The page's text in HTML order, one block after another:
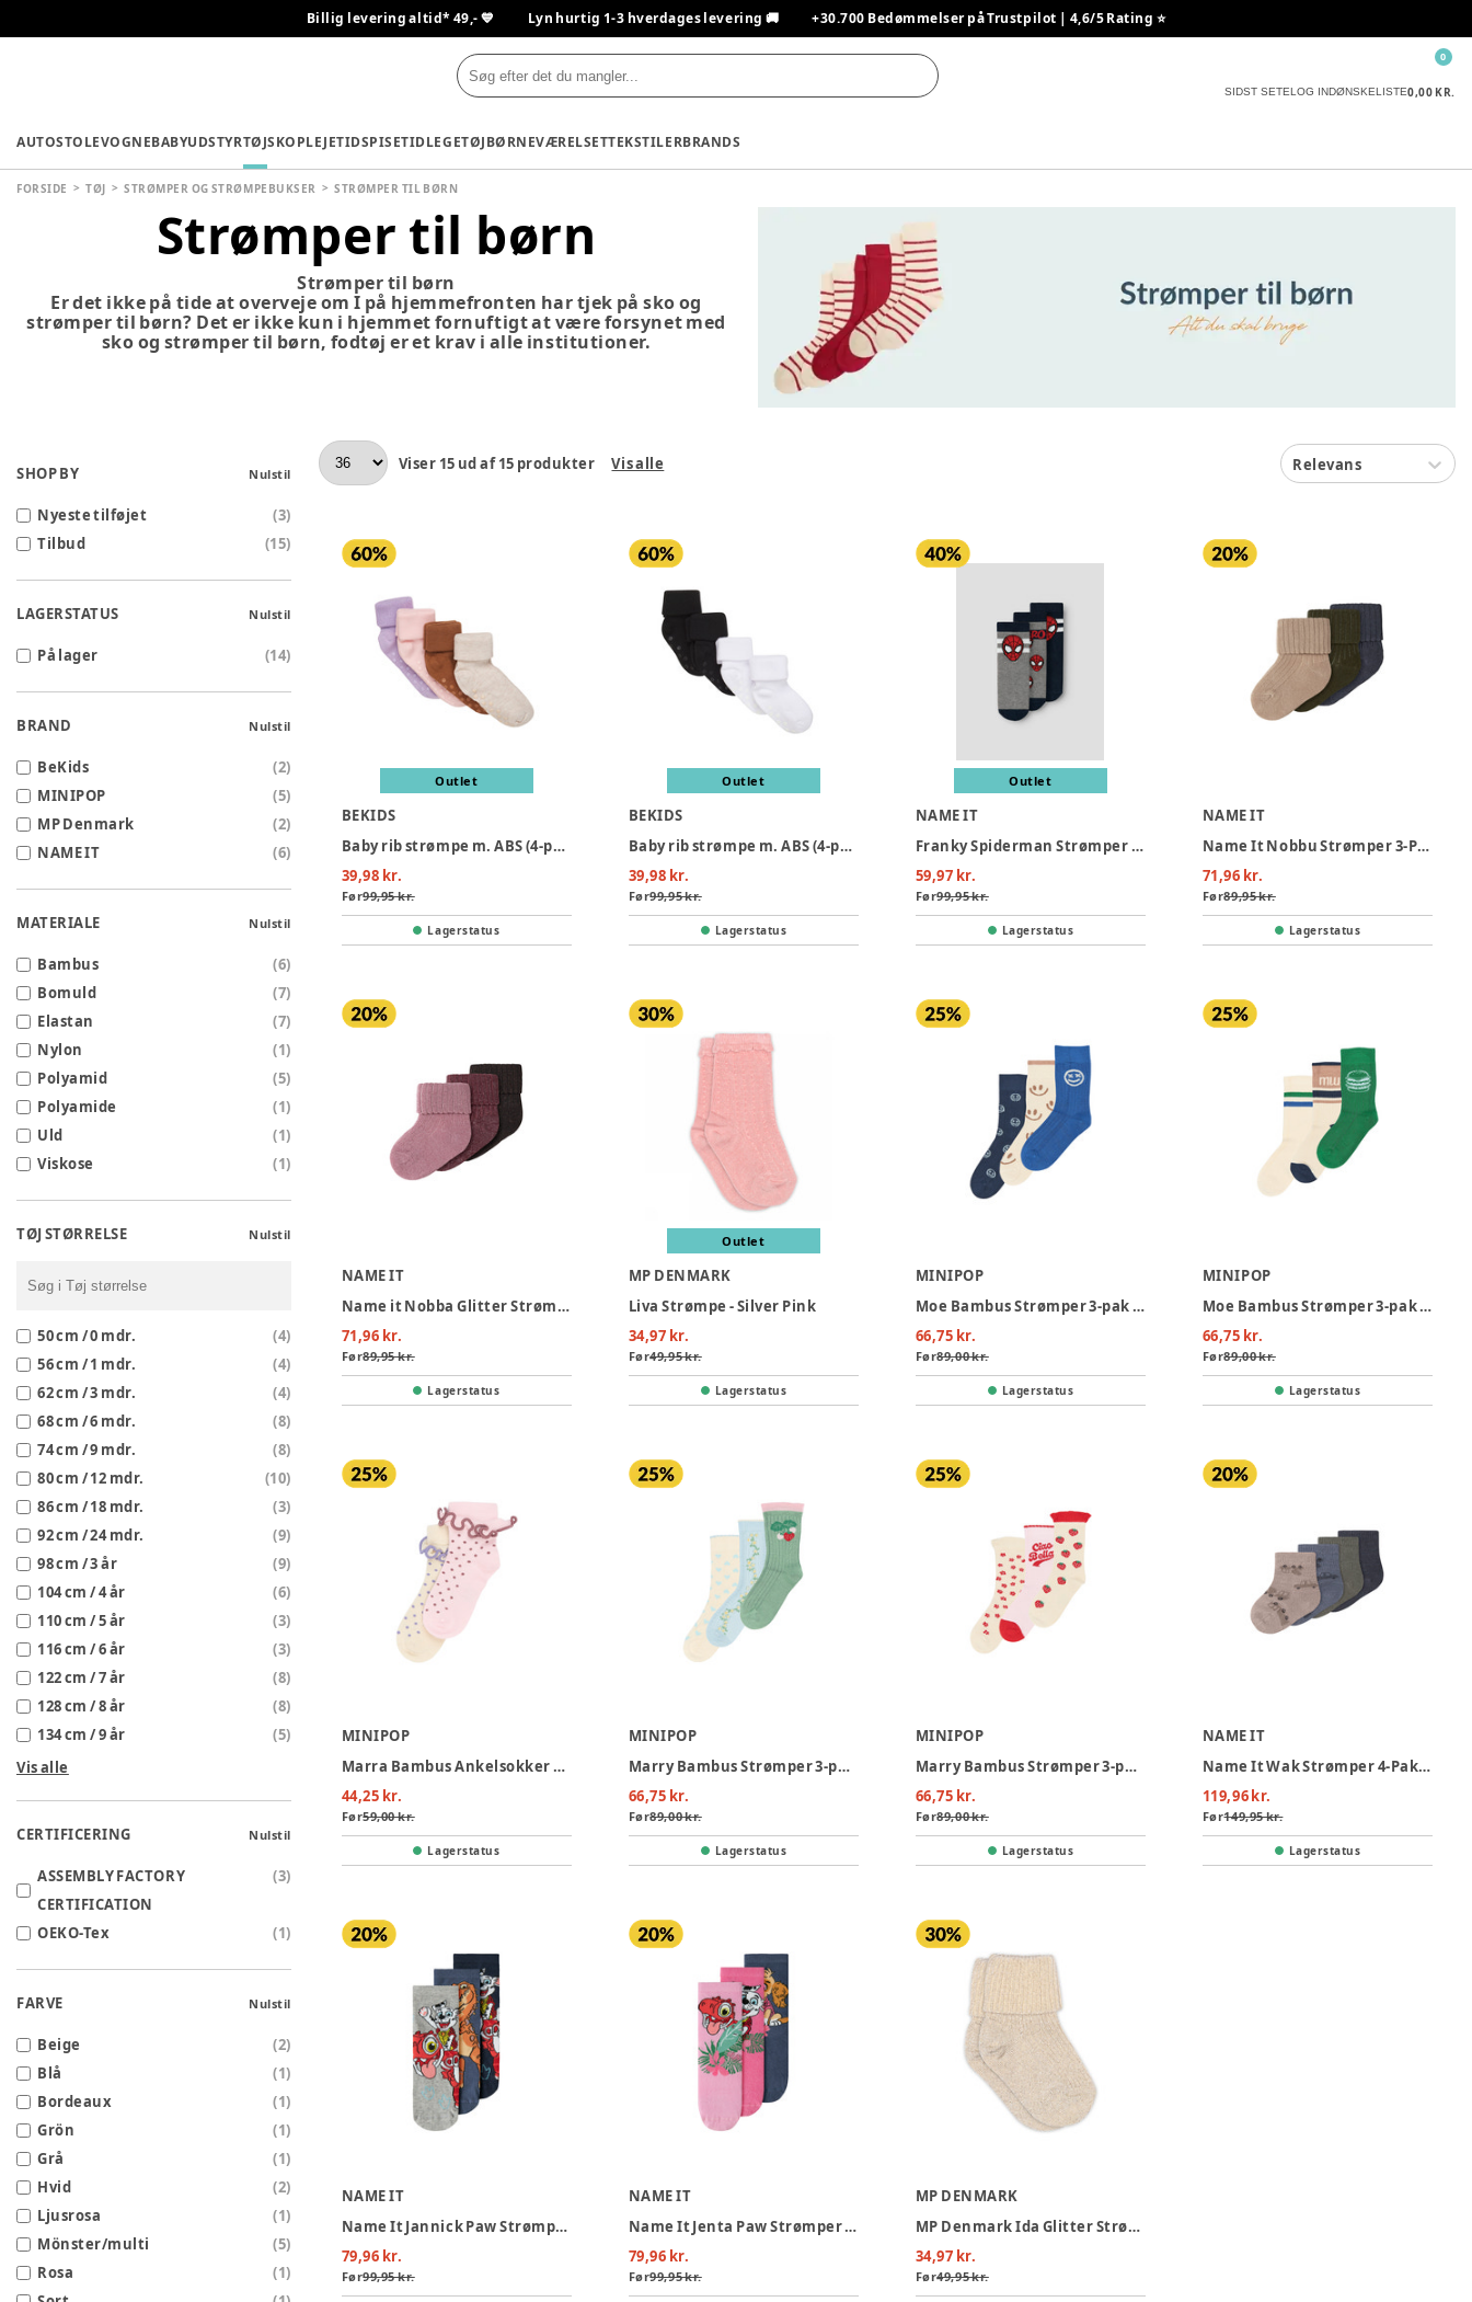
Billig levering altid* 49,- 💙 Lyn hurtig 1-3 hverdages levering 🚚 +30.700 Bedømmelser på Trustpilot | 4,6/5 Rating ⭐️
SIDST SETELOG INDØNSKELISTE0,00 KR.
0
AUTOSTOLEVOGNEBABYUDSTYRTØJSKOPLEJETIDSPISETIDLEGETØJBØRNEVÆRELSETTEKSTILERBRANDS
FORSIDE TØJ STRØMPER OG STRØMPEBUKSER STRØMPER TIL BØRN
Strømper til børn
Strømper til børn
Er det ikke på tide at overveje om I på hjemmefronten har tjek på sko og
strømper til børn? Det er ikke kun i hjemmet fornuftigt at være forsynet med
sko og strømper til børn, fodtøj er et krav i alle institutioner.
SHOP BY Nulstil
Nyeste tilføjet (3)
Tilbud
(15)
LAGERSTATUS Nulstil
På lager (14)
BRAND Nulstil
BeKids (2)
MINIPOP
(5)
MP Denmark
(2)
NAME IT
(6)
MATERIALE Nulstil
Bambus (6)
Bomuld
(7)
Elastan
(7)
Nylon
(1)
Polyamid
(5)
Polyamide
(1)
Uld
(1)
Viskose
(1)
TØJ STØRRELSE Nulstil
50 cm / 0 mdr. (4)
56 cm / 1 mdr.
(4)
62 cm / 3 mdr.
(4)
68 cm / 6 mdr.
(8)
74 cm / 9 mdr.
(8)
80 cm / 12 mdr.
(10)
86 cm / 18 mdr.
(3)
92 cm / 24 mdr.
(9)
98 cm / 3 år
(9)
104 cm / 4 år
(6)
110 cm / 5 år
(3)
116 cm / 6 år
(3)
122 cm / 7 år
(8)
128 cm / 8 år
(8)
134 cm / 9 år
(5)
Vis alle
CERTIFICERING Nulstil
ASSEMBLY FACTORY
CERTIFICATION
(3)
OEKO-Tex (1)
FARVE Nulstil
Beige (2)
Blå
(1)
Bordeaux
(1)
Grön
(1)
Grå
(1)
Hvid
(2)
Ljusrosa
(1)
Mönster/multi
(5)
Rosa
(1)
Viser 15 ud af 15 produkter Vis alle Relevans
Outlet
BEKIDS
Baby rib strømpe m. ABS (4-pak) - 521
39,98 kr.
Før99,95 kr.
Lagerstatus
Outlet
BEKIDS
Baby rib strømpe m. ABS (4-pak) - 100
39,98 kr.
Før99,95 kr.
Lagerstatus
Outlet
NAME IT
Franky Spiderman Strømper 3-Pak - Navy Blazer
59,97 kr.
Før99,95 kr.
Lagerstatus
NAME IT
Name It Nobbu Strømper 3-Pak - Sesame
71,96 kr.
Før89,95 kr.
Lagerstatus
NAME IT
Name it Nobba Glitter Strømper 3-Pak - Lilas
71,96 kr.
Før89,95 kr.
Lagerstatus
Outlet
MP DENMARK
Liva Strømpe - Silver Pink
34,97 kr.
Før49,95 kr.
Lagerstatus
MINIPOP
Moe Bambus Strømper 3-pak - Strong Blue
66,75 kr.
Før89,00 kr.
Lagerstatus
MINIPOP
Moe Bambus Strømper 3-pak - Fern Green
66,75 kr.
Før89,00 kr.
Lagerstatus
MINIPOP
Marra Bambus Ankelsokker 2-pak - Rose Quartz
44,25 kr.
Før59,00 kr.
Lagerstatus
MINIPOP
Marry Bambus Strømper 3-pak - Clear Sky
66,75 kr.
Før89,00 kr.
Lagerstatus
MINIPOP
Marry Bambus Strømper 3-pak - Cherry Tomato
66,75 kr.
Før89,00 kr.
Lagerstatus
NAME IT
Name It Wak Strømper 4-Pak - Satellite
119,96 kr.
Før149,95 kr.
Lagerstatus
NAME IT
Name It Jannick Paw Strømper 3-Pak - Navy Blazer
79,96 kr.
Før99,95 kr.
NAME IT
Name It Jenta Paw Strømper 3-Pak - Pirouette
79,96 kr.
Før99,95 kr.
MP DENMARK
MP Denmark Ida Glitter Strømper - Ecru
34,97 kr.
Før49,95 kr.